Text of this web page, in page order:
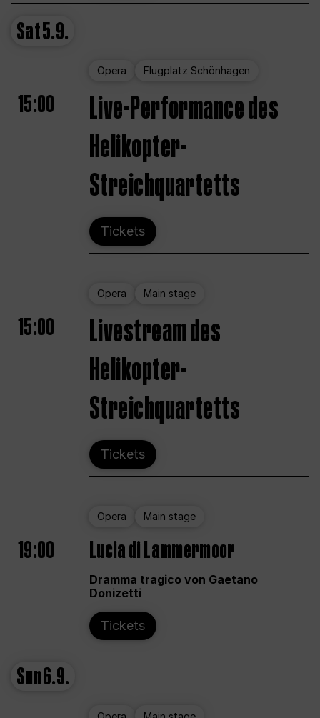
Sat5.9.
Opera Flugplatz Schönhagen
15:00
Live-Performance des
Helikopter-
Streichquartetts
Tickets
Opera Main stage
15:00
Livestream des
Helikopter-
Streichquartetts
Tickets
Opera Main stage
19:00 Lucia di Lammermoor
Dramma tragico von Gaetano
Donizetti
Tickets
Sun6.9.